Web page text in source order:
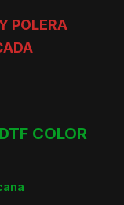
POLERA
COLOR